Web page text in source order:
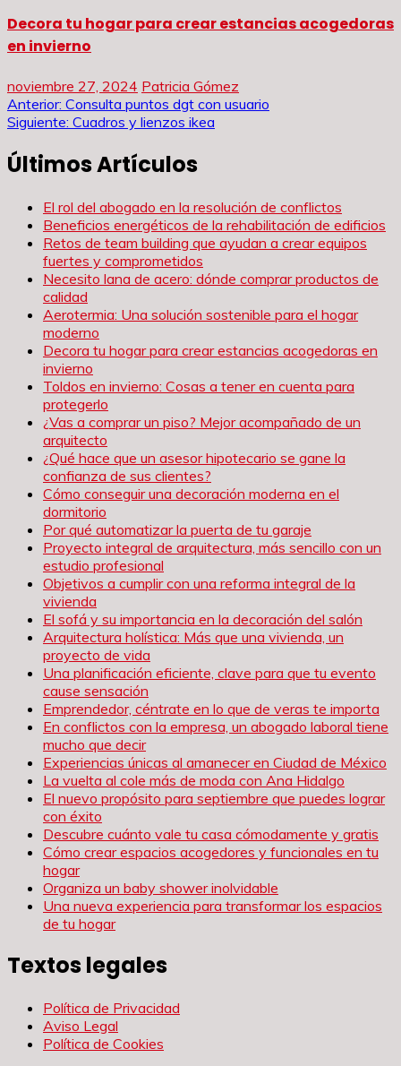
Decora tu hogar para crear estancias acogedoras
en invierno
noviembre 27, 2024 Patricia Gómez
Navegación
entradas
Anterior: Consulta puntos dgt con usuario
Siguiente: Cuadros y lienzos ikea
Últimos Artículos
El rol del abogado en la resolución de conflictos
Beneficios energéticos de la rehabilitación de edificios
Retos de team building que ayudan a crear equipos
fuertes y comprometidos
Necesito lana de acero: dónde comprar productos de
calidad
Aerotermia: Una solución sostenible para el hogar
moderno
Decora tu hogar para crear estancias acogedoras en
invierno
Toldos en invierno: Cosas a tener en cuenta para
protegerlo
¿Vas a comprar un piso? Mejor acompañado de un
arquitecto
¿Qué hace que un asesor hipotecario se gane la
confianza de sus clientes?
Cómo conseguir una decoración moderna en el
dormitorio
Por qué automatizar la puerta de tu garaje
Proyecto integral de arquitectura, más sencillo con un
estudio profesional
Objetivos a cumplir con una reforma integral de la
vivienda
El sofá y su importancia en la decoración del salón
Arquitectura holística: Más que una vivienda, un
proyecto de vida
Una planificación eficiente, clave para que tu evento
cause sensación
Emprendedor, céntrate en lo que de veras te importa
En conflictos con la empresa, un abogado laboral tiene
mucho que decir
Experiencias únicas al amanecer en Ciudad de México
La vuelta al cole más de moda con Ana Hidalgo
El nuevo propósito para septiembre que puedes lograr
con éxito
Descubre cuánto vale tu casa cómodamente y gratis
Cómo crear espacios acogedores y funcionales en tu
hogar
Organiza un baby shower inolvidable
Una nueva experiencia para transformar los espacios
de tu hogar
Textos legales
Política de Privacidad
Aviso Legal
Política de Cookies